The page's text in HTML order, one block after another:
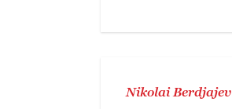
Nikolai Berdjajev